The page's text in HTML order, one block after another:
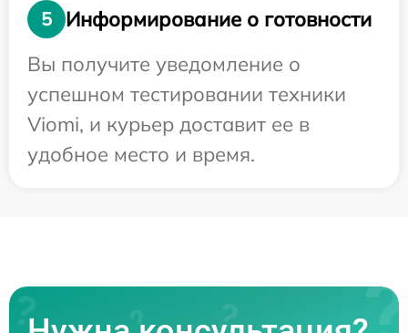
5
Информирование о готовности
Вы получите уведомление о
успешном тестировании техники
Viomi, и курьер доставит ее в
удобное место и время.